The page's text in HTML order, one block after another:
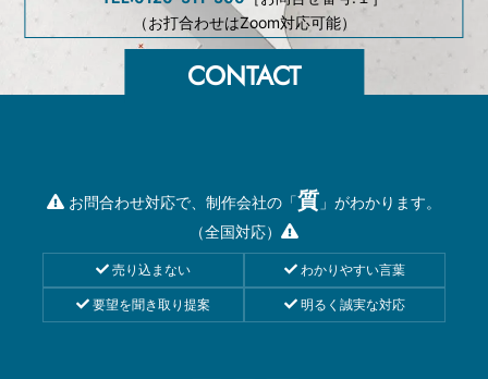
（お打合わせはZoom対応可能）
お問合わせ対応で、制作会社の「質 」がわかります。
（全国対応）
売り込まない わかりやすい言葉
要望を聞き取り提案 明るく誠実な対応